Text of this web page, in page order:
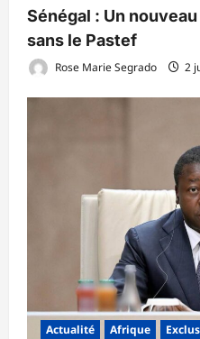
Sénégal : Un
sans le Pastef
Rose Marie Segrado 2
Actualité Afrique